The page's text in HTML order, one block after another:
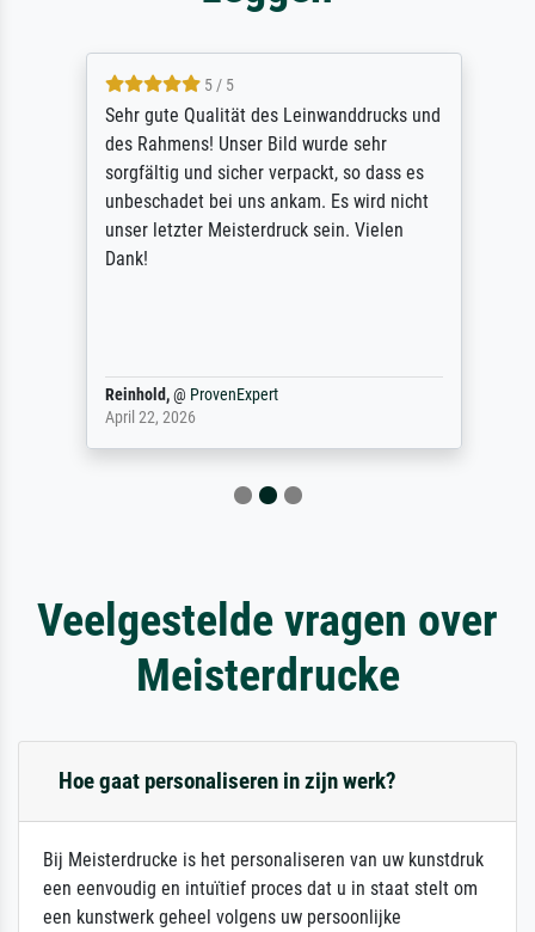
5 / 5
Sehr gute Qualität des Leinwanddrucks und
des Rahmens! Unser Bild wurde sehr
sorgfältig und sicher verpackt, so dass es
unbeschadet bei uns ankam. Es wird nicht
unser letzter Meisterdruck sein. Vielen
Dank!
Reinhold,@ProvenExpert
April 22, 2026
Veelgestelde vragen over
Meisterdrucke
Hoe gaat personaliseren in zijn werk?
Bij Meisterdrucke is het personaliseren van uw kunstdruk
een eenvoudig en intuïtief proces dat u in staat stelt om
een kunstwerk geheel volgens uw persoonlijke